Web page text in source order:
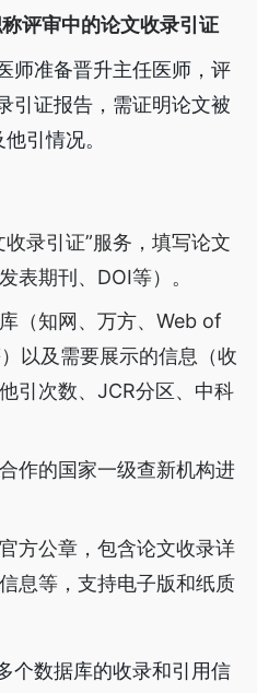
评审中的论文收录引证
师准备晋升主任医师，评
引证报告，需证明论文被
引情况。
录引证”服务，填写论文
表期刊、DOI等）。
（知网、万方、Web of
以及需要展示的信息（收
引次数、JCR分区、中科
作的国家一级查新机构进
方公章，包含论文收录详
息等，支持电子版和纸质
个数据库的收录和引用信